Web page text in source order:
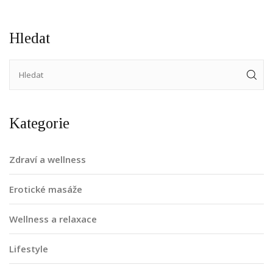
Hledat
Kategorie
Zdraví a wellness
Erotické masáže
Wellness a relaxace
Lifestyle